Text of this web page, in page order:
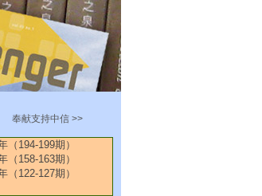
奉献支持中信 >>
（194-199期）
（158-163期）
（122-127期）